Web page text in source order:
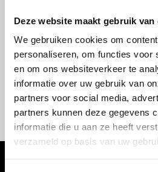
Deze website maakt gebruik van
We gebruiken cookies om
personaliseren, om functies voor
en om ons websiteverkeer te
informatie over uw gebruik van
partners voor social media,
partners kunnen deze gegevens
informatie die u aan ze heeft
verzameld op basis van uw
Categorie:Niet
gecategoriseerd
Hallo wereld!
Welkom bij WordPress. Dit is je
verwijder het, start dan met